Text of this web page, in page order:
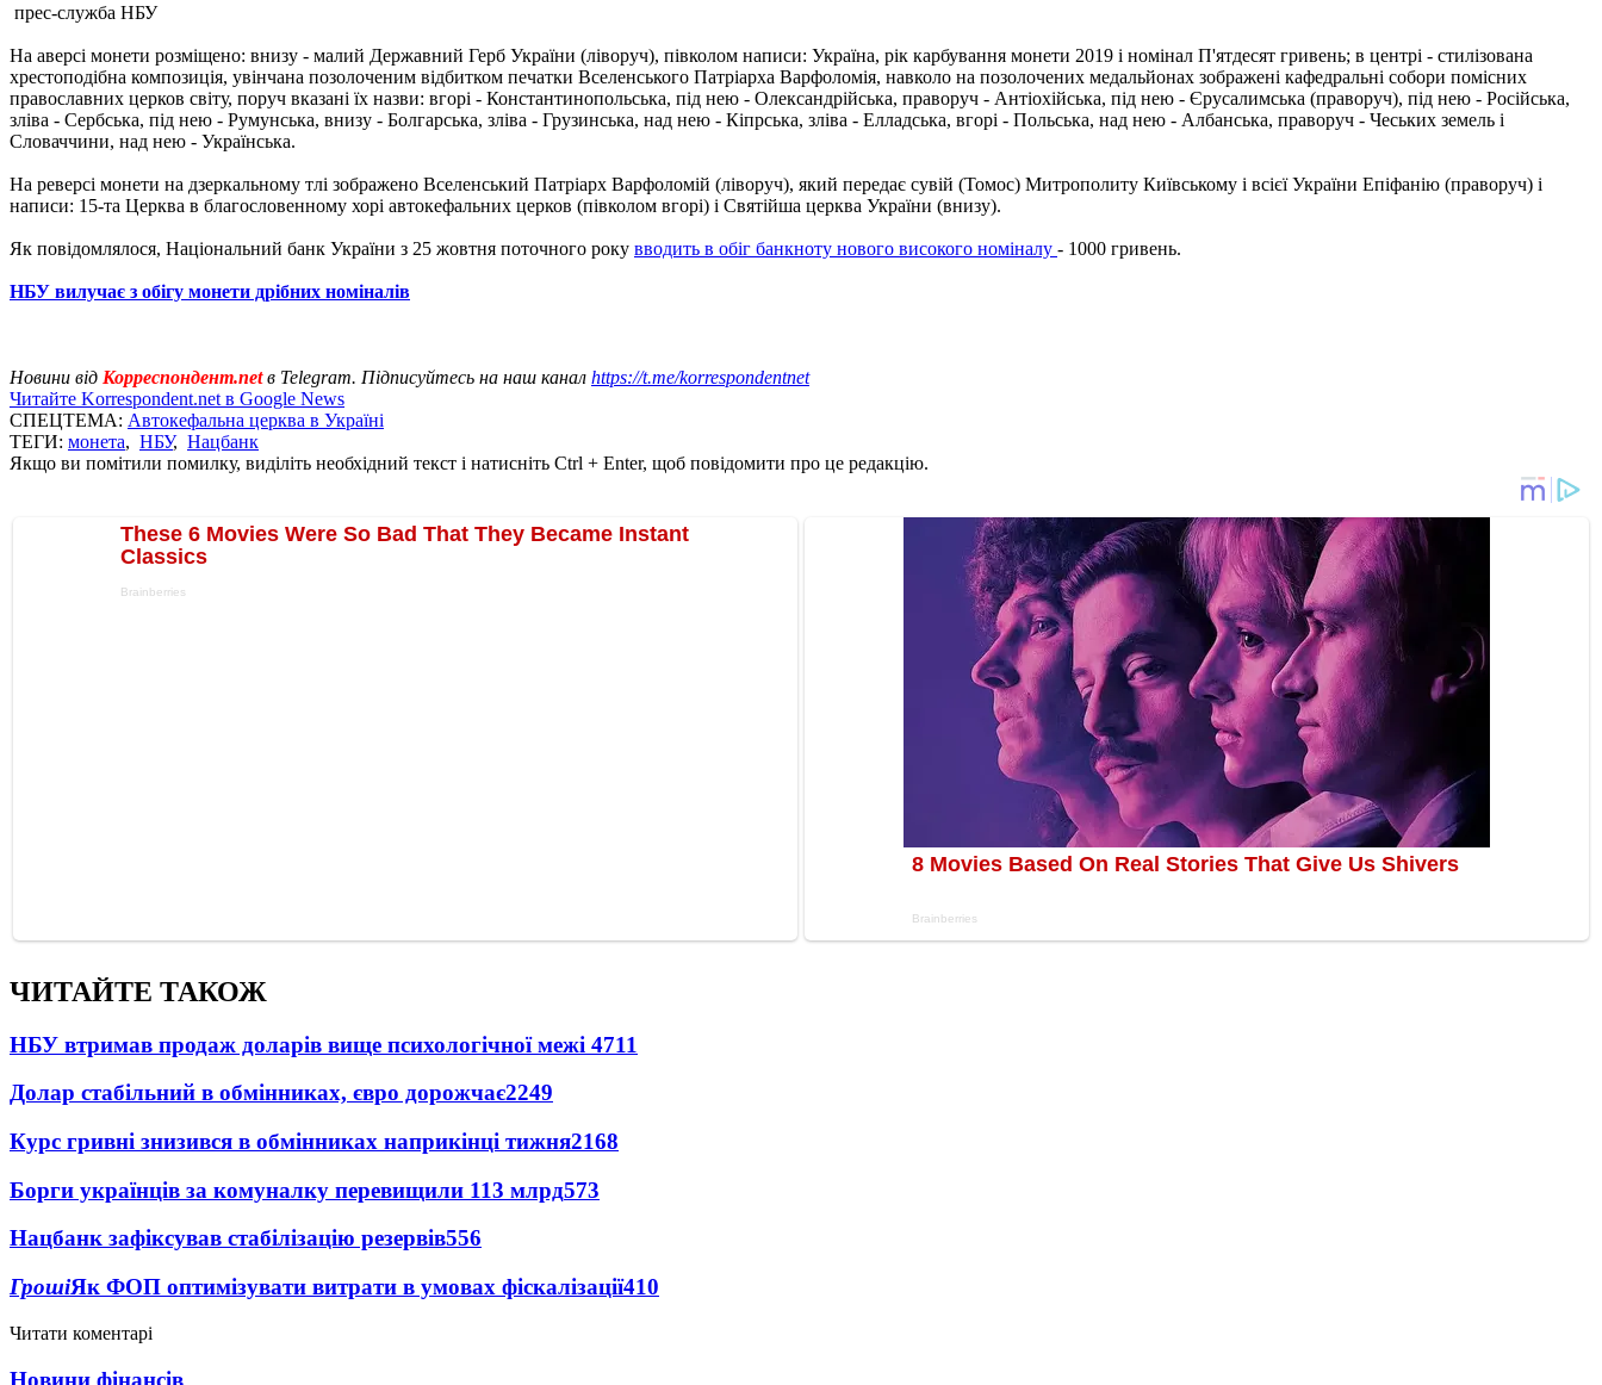
прес-служба НБУ
На аверсі монети розміщено: внизу - малий Державний Герб України (ліворуч), півколом написи: Україна, рік карбування монети 2019 і номінал П'ятдесят гривень; в центрі - стилізована
хрестоподібна композиція, увінчана позолоченим відбитком печатки Вселенського Патріарха Варфоломія, навколо на позолочених медальйонах зображені кафедральні собори помісних
православних церков світу, поруч вказані їх назви: вгорі - Константинопольська, під нею - Олександрійська, праворуч - Антіохійська, під нею - Єрусалимська (праворуч), під нею - Російська,
зліва - Сербська, під нею - Румунська, внизу - Болгарська, зліва - Грузинська, над нею - Кіпрська, зліва - Елладська, вгорі - Польська, над нею - Албанська, праворуч - Чеських земель і
Словаччини, над нею - Українська.
На реверсі монети на дзеркальному тлі зображено Вселенський Патріарх Варфоломій (ліворуч), який передає сувій (Томос) Митрополиту Київському і всієї України Епіфанію (праворуч) і
написи: 15-та Церква в благословенному хорі автокефальних церков (півколом вгорі) і Святійша церква України (внизу).
Як повідомлялося, Національний банк України з 25 жовтня поточного року вводить в обіг банкноту нового високого номіналу - 1000 гривень.
НБУ вилучає з обігу монети дрібних номіналів
Новини від Корреспондент.netв Telegram. Підписуйтесь на наш канал https://t.me/korrespondentnet
Читайте Korrespondent.net в Google News
СПЕЦТЕМА: Автокефальна церква в Україні
ТЕГИ: монета, НБУ, Нацбанк
Якщо ви помітили помилку, виділіть необхідний текст і натисніть Ctrl + Enter, щоб повідомити про це редакцію.
ЧИТАЙТЕ ТАКОЖ
НБУ втримав продаж доларів вище психологічної межі 4711
Долар стабільний в обмінниках, євро дорожчає2249
Курс гривні знизився в обмінниках наприкінці тижня2168
Борги українців за комуналку перевищили 113 млрд573
Нацбанк зафіксував стабілізацію резервів556
ГрошіЯк ФОП оптимізувати витрати в умовах фіскалізації410
Читати коментарі
Новини фінансів